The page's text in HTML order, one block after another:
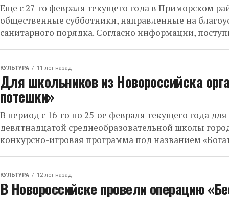
Еще с 27-го февраля текущего года в Приморском
общественные субботники, направленные на
санитарного порядка. Согласно информации,
КУЛЬТУРА 11 лет назад
Для школьников из Новороссийска
потешки»
В период с 16-го по 25-ое февраля текущего года
девятнадцатой среднеобразовательной школы
конкурсно-игровая программа под названием
КУЛЬТУРА 12 лет назад
В Новороссийске провели операцию